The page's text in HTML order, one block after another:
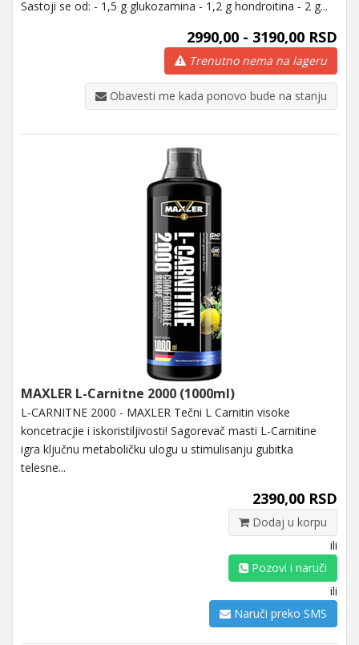
Sastoji se od: - 1,5 g glukozamina - 1,2 g hondroitina - 2 g...
2990,00 - 3190,00 RSD
Trenutno nema na lageru
Obavesti me kada ponovo bude na stanju
MAXLER L-Carnitne 2000 (1000ml)
L-CARNITNE 2000 - MAXLER Tečni L Carnitin visoke
koncetracjie i iskoristiljivosti! Sagorevač masti L-Carnitine
igra ključnu metaboličku ulogu u stimulisanju gubitka
telesne...
2390,00 RSD
Dodaj u korpu
ili
Pozovi i naruči
ili
Naruči preko SMS